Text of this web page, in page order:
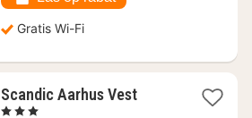
kr.
Gratis Wi-Fi
Scandic Aarhus Vest1
, 3 Stjerner